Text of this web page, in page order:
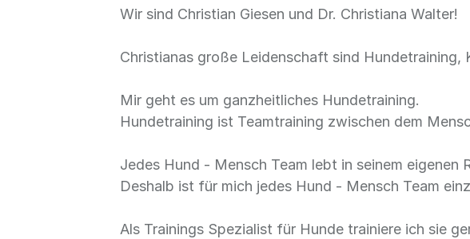
Wir sind Christian Giesen und Dr. Christiana Walter!
Christianas große Leidenschaft sind Hundetraining,
Mir geht es um ganzheitliches Hundetraining.
Hundetraining ist Teamtraining zwischen dem
Jedes Hund - Mensch Team lebt in seinem eigenen
Deshalb ist für mich jedes Hund - Mensch Team
Als Trainings Spezialist für Hunde trainiere ich sie